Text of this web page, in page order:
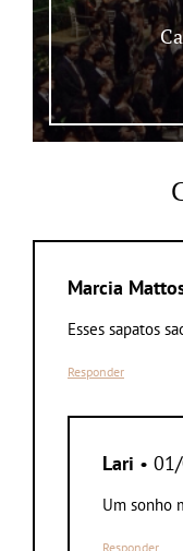
Marcia
Esses sapatos
Responder
Lari •
Um sonho
Responder